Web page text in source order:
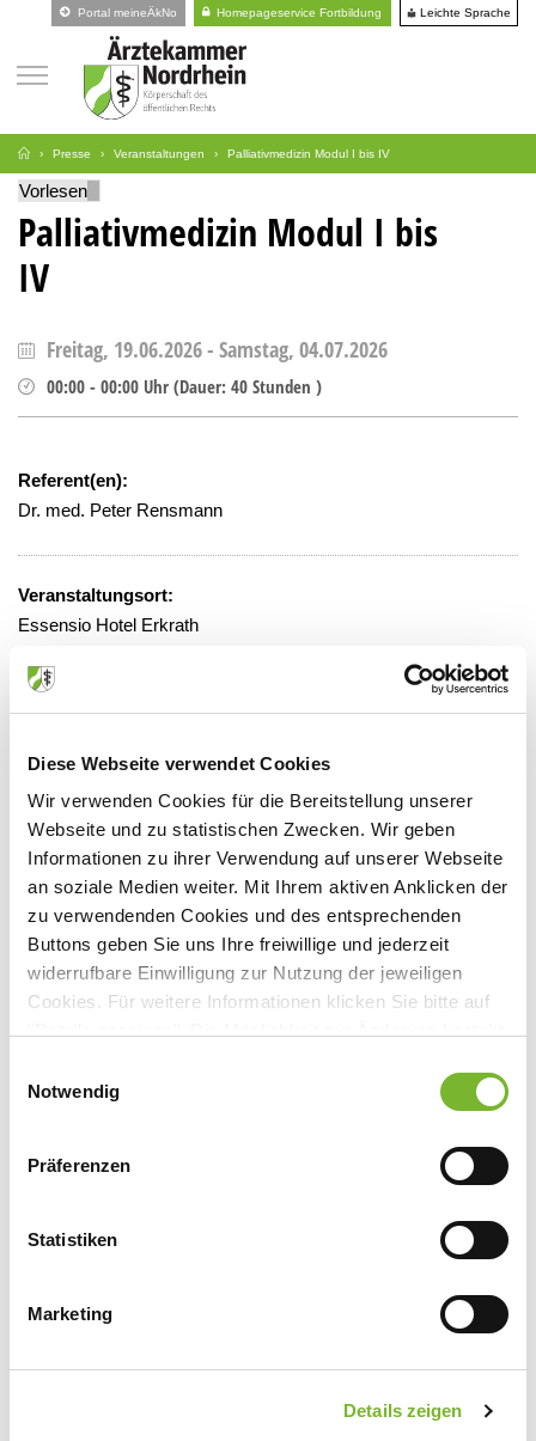
Diese Webseite verwendet Cookies
Wir verwenden Cookies für die Bereitstellung unserer
Webseite und zu statistischen Zwecken. Wir geben
Informationen zu ihrer Verwendung auf unserer Webseite
an soziale Medien weiter. Mit Ihrem aktiven Anklicken der
zu verwendenden Cookies und des entsprechenden
Buttons geben Sie uns Ihre freiwillige und jederzeit
widerrufbare Einwilligung zur Nutzung der jeweiligen
Cookies. Für weitere Informationen klicken Sie bitte auf
Datenschutzerklärung
Notwendig
Präferenzen
Statistiken
Marketing
Details zeigen
Portal meineÄkNo Homepageservice Fortbildung Leichte Sprache
Presse Veranstaltungen Palliativmedizin Modul I bis IV
Vorlesen
Palliativmedizin Modul I bis
IV
Freitag, 19.06.2026- Samstag, 04.07.2026
00:00 - 00:00 Uhr (Dauer: 40 Stunden )
Referent(en):
Dr. med. Peter Rensmann
Veranstaltungsort:
Essensio Hotel Erkrath
SchmerzInstitut Düsseldorf - Institut für Schmerztherapie
und Fortbildung
Ansprechpartner:
Friedrichstr. 13-15
40217 Düsseldorf
Tel:
0211/ 38 44 78 0
Anbieter.